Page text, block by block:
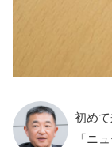
初め
「ニ